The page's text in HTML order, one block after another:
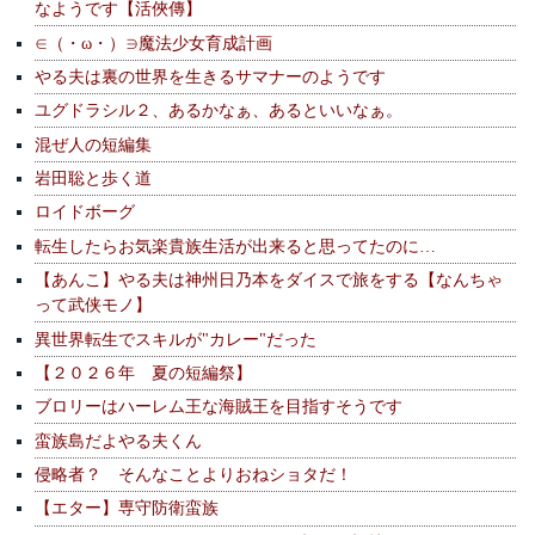
なようです【活俠傳】
∈（・ω・）∋魔法少女育成計画
やる夫は裏の世界を生きるサマナーのようです
ユグドラシル２、あるかなぁ、あるといいなぁ。
混ぜ人の短編集
岩田聡と歩く道
ロイドボーグ
転生したらお気楽貴族生活が出来ると思ってたのに…
【あんこ】やる夫は神州日乃本をダイスで旅をする【なんちゃ
って武侠モノ】
異世界転生でスキルが"カレー"だった
【２０２６年 夏の短編祭】
ブロリーはハーレム王な海賊王を目指すそうです
蛮族島だよやる夫くん
侵略者？ そんなことよりおねショタだ！
【エター】専守防衛蛮族